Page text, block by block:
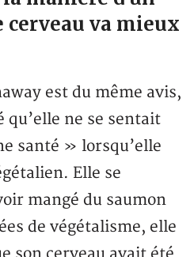
va mieux
est du même avis,
qu’elle ne se sentait
santé » lorsqu’elle
Elle se
mangé du saumon
de végétalisme, elle